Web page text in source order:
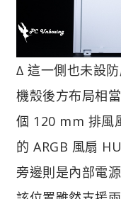
∆ 這一側也未設防
機殼後方布局相
個 120 mm 排風
的 ARGB 風扇
旁邊則是內部電